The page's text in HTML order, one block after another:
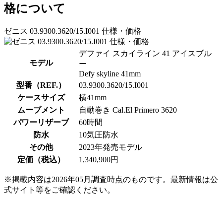
格について
ゼニス 03.9300.3620/15.I001 仕様・価格
モデル
デファイ スカイライン 41 アイスブル
ー
Defy skyline 41mm
型番（REF.）
03.9300.3620/15.I001
ケースサイズ
横41mm
ムーブメント
自動巻き Cal.El Primero 3620
パワーリザーブ
60時間
防水
10気圧防水
その他
2023年発売モデル
定価（税込）
1,340,900円
※掲載内容は2026年05月調査時点のものです。最新情報は公
式サイト等をご確認ください。